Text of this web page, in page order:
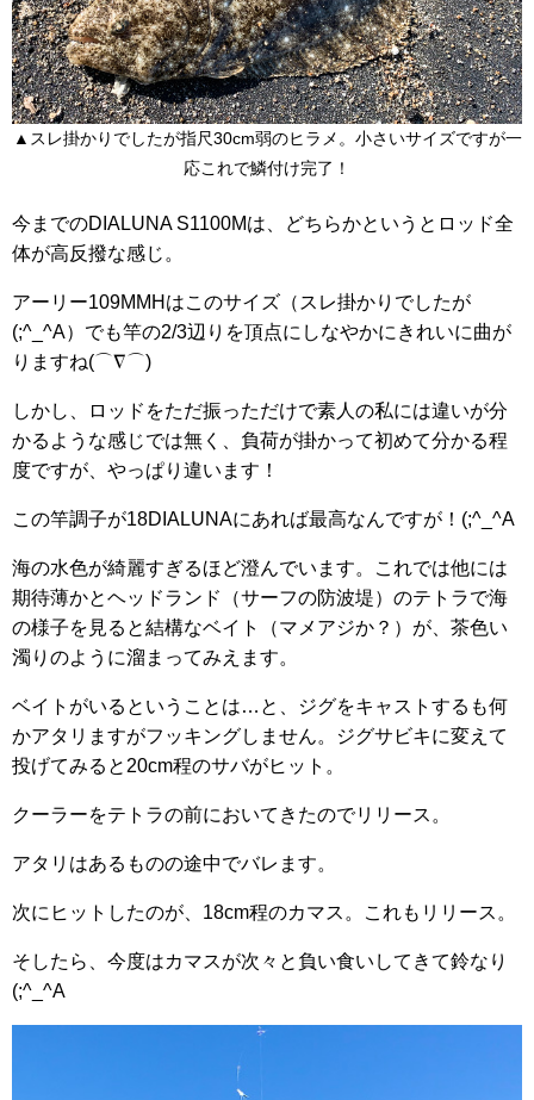
▲スレ掛かりでしたが指尺30cm弱のヒラメ。小さいサイズですが一
応これで鱗付け完了！
今までのDIALUNA S1100Mは、どちらかというとロッド全
体が高反撥な感じ。
アーリー109MMHはこのサイズ（スレ掛かりでしたが
(;^_^A）でも竿の2/3辺りを頂点にしなやかにきれいに曲が
りますね(⌒∇⌒)
しかし、ロッドをただ振っただけで素人の私には違いが分
かるような感じでは無く、負荷が掛かって初めて分かる程
度ですが、やっぱり違います！
この竿調子が18DIALUNAにあれば最高なんですが！(;^_^A
海の水色が綺麗すぎるほど澄んでいます。これでは他には
期待薄かとヘッドランド（サーフの防波堤）のテトラで海
の様子を見ると結構なベイト（マメアジか？）が、茶色い
濁りのように溜まってみえます。
ベイトがいるということは…と、ジグをキャストするも何
かアタリますがフッキングしません。ジグサビキに変えて
投げてみると20cm程のサバがヒット。
クーラーをテトラの前においてきたのでリリース。
アタリはあるものの途中でバレます。
次にヒットしたのが、18cm程のカマス。これもリリース。
そしたら、今度はカマスが次々と負い食いしてきて鈴なり
(;^_^A